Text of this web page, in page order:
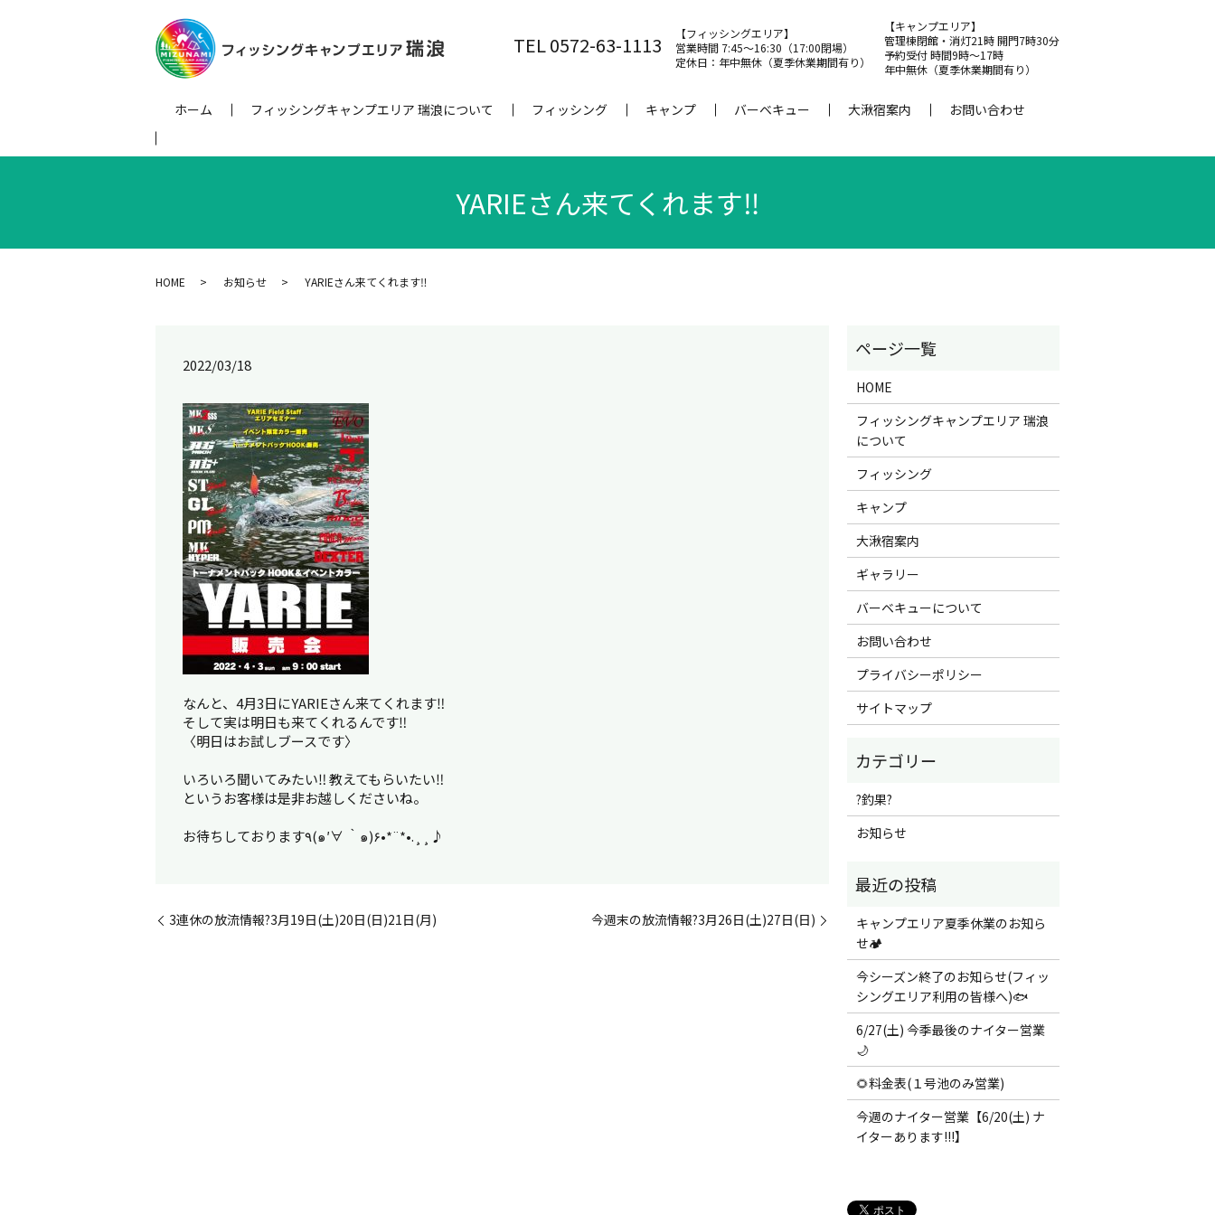
TEL 0572-63-1113
【フィッシングエリア】
営業時間 7:45～16:30（17:00閉場）
定休日：年中無休（夏季休業期間有り）
【キャンプエリア】
管理棟閉館・消灯21時 開門7時30分
予約受付 時間9時～17時
年中無休（夏季休業期間有り）
ホーム フィッシングキャンプエリア 瑞浪について フィッシング キャンプ バーベキュー 大湫宿案内 お問い合わせ
YARIEさん来てくれます‼
HOME お知らせ YARIEさん来てくれます‼
2022/03/18
なんと、4月3日にYARIEさん来てくれます‼
そして実は明日も来てくれるんです‼
〈明日はお試しブースです〉
いろいろ聞いてみたい‼︎ 教えてもらいたい‼︎
というお客様は是非お越しくださいね。
お待ちしております٩(๑′∀ ‵๑)۶•*¨*•.¸¸♪
3連休の放流情報?3月19日(土)20日(日)21日(月) 今週末の放流情報?3月26日(土)27日(日)
HOME
フィッシングキャンプエリア 瑞浪
について
フィッシング
キャンプ
大湫宿案内
ギャラリー
バーベキューについて
お問い合わせ
プライバシーポリシー
サイトマップ
?釣果?
お知らせ
キャンプエリア夏季休業のお知ら
せ🏕️
今シーズン終了のお知らせ(フィッ
シングエリア利用の皆様へ)🐟
6/27(土) 今季最後のナイター営業
🌙
🌻料金表(１号池のみ営業)
今週のナイター営業【6/20(土) ナ
イターあります!!!】